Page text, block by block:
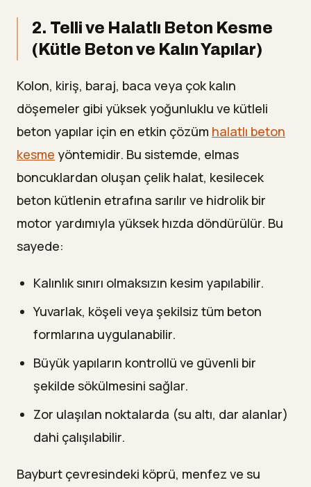
2. Telli ve Halatlı Beton Kesme
(Kütle Beton ve Kalın Yapılar)
Kolon, kiriş, baraj, baca veya çok kalın
döşemeler gibi yüksek yoğunluklu ve kütleli
beton yapılar için en etkin çözüm halatlı beton
kesme yöntemidir. Bu sistemde, elmas
boncuklardan oluşan çelik halat, kesilecek
beton kütlenin etrafına sarılır ve hidrolik bir
motor yardımıyla yüksek hızda döndürülür. Bu
sayede:
Kalınlık sınırı olmaksızın kesim yapılabilir.
Yuvarlak, köşeli veya şekilsiz tüm beton
formlarına uygulanabilir.
Büyük yapıların kontrollü ve güvenli bir
şekilde sökülmesini sağlar.
Zor ulaşılan noktalarda (su altı, dar alanlar)
dahi çalışılabilir.
Bayburt çevresindeki köprü, menfez ve su